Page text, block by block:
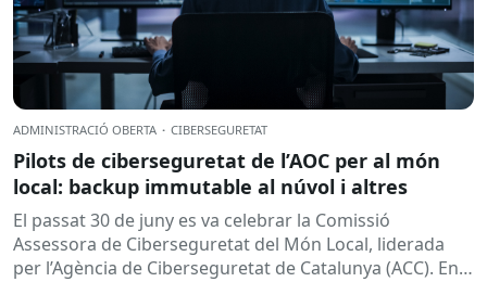
ADMINISTRACIÓ OBERTA · CIBERSEGURETAT
Pilots de ciberseguretat de l’AOC per al món
local: backup immutable al núvol i altres
El passat 30 de juny es va celebrar la Comissió
Assessora de Ciberseguretat del Món Local, liderada
per l’Agència de Ciberseguretat de Catalunya (ACC). En